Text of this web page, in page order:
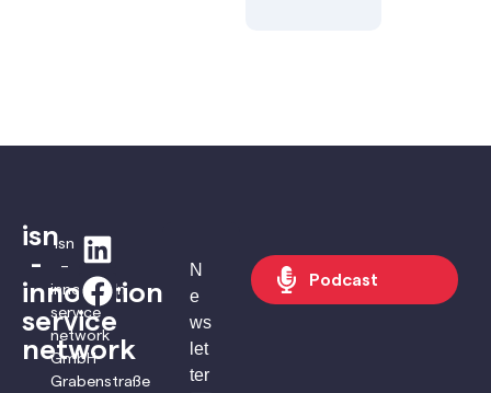
isn
-
innovation
service
network
isn
–
innovation
service
network
GmbH
Grabenstraße
N
e
ws
let
ter
Podcast